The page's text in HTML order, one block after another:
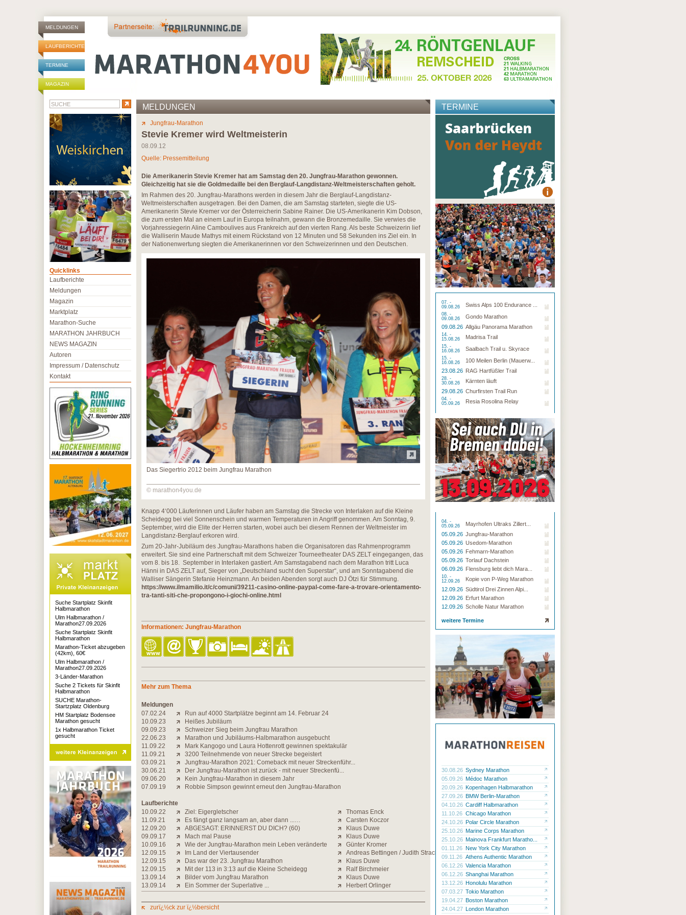
MELDUNGEN
LAUFBERICHTE
TERMINE
MAGAZIN
MELDUNGEN
Jungfrau-Marathon
Stevie Kremer wird Weltmeisterin
08.09.12
Quelle: Pressemitteilung
Die Amerikanerin Stevie Kremer hat am Samstag den 20. Jungfrau-Marathon gewonnen.
Gleichzeitig hat sie die Goldmedaille bei den Berglauf-Langdistanz-Weltmeisterschaften geholt.
Im Rahmen des 20. Jungfrau-Marathons werden in diesem Jahr die Berglauf-Langdistanz-
Weltmeisterschaften ausgetragen. Bei den Damen, die am Samstag starteten, siegte die US-
Amerikanerin Stevie Kremer vor der Österreicherin Sabine Rainer. Die US-Amerikanerin Kim Dobson,
die zum ersten Mal an einem Lauf in Europa teilnahm, gewann die Bronzemedaille. Sie verwies die
Vorjahressiegerin Aline Camboulives aus Frankreich auf den vierten Rang. Als beste Schweizerin lief
die Walliserin Maude Mathys mit einem Rückstand von 12 Minuten und 58 Sekunden ins Ziel ein. In
der Nationenwertung siegten die Amerikanerinnen vor den Schweizerinnen und den Deutschen.
Das Siegertrio 2012 beim Jungfrau Marathon
© marathon4you.de
Knapp 4‘000 Läuferinnen und Läufer haben am Samstag die Strecke von Interlaken auf die Kleine
Scheidegg bei viel Sonnenschein und warmen Temperaturen in Angriff genommen. Am Sonntag, 9.
September, wird die Elite der Herren starten, wobei auch bei diesem Rennen der Weltmeister im
Langdistanz-Berglauf erkoren wird.
Zum 20-Jahr-Jubiläum des Jungfrau-Marathons haben die Organisatoren das Rahmenprogramm
erweitert. Sie sind eine Partnerschaft mit dem Schweizer Tourneetheater DAS ZELT eingegangen, das
vom 8. bis 18. September in Interlaken gastiert. Am Samstagabend nach dem Marathon tritt Luca
Hänni in DAS ZELT auf, Sieger von „Deutschland sucht den Superstar“, und am Sonntagabend die
Walliser Sängerin Stefanie Heinzmann. An beiden Abenden sorgt auch DJ Ötzi für Stimmung.
https://www.ilmamilio.it/c/comuni/39211-casino-online-paypal-come-fare-a-trovare-orientamento-
tra-tanti-siti-che-propongono-i-giochi-online.html
Informationen: Jungfrau-Marathon
Mehr zum Thema
Meldungen
07.02.24
Run auf 4000 Startplätze beginnt am 14. Februar 24
10.09.23
Heißes Jubiläum
09.09.23
Schweizer Sieg beim Jungfrau Marathon
22.06.23
Marathon und Jubiläums-Halbmarathon ausgebucht
11.09.22
Mark Kangogo und Laura Hottenrott gewinnen spektakulär
11.09.21
3200 Teilnehmende von neuer Strecke begeistert
03.09.21
Jungfrau-Marathon 2021: Comeback mit neuer Streckenführ...
30.06.21
Der Jungfrau-Marathon ist zurück - mit neuer Streckenfü...
09.06.20
Kein Jungfrau-Marathon in diesem Jahr
07.09.19
Robbie Simpson gewinnt erneut den Jungfrau-Marathon
Laufberichte
10.09.22
Ziel: Eigergletscher
Thomas Enck
11.09.21
Es fängt ganz langsam an, aber dann ...…
Carsten Koczor
12.09.20
ABGESAGT: ERINNERST DU DICH? (60)
Klaus Duwe
09.09.17
Mach mal Pause
Klaus Duwe
10.09.16
Wie der Jungfrau-Marathon mein Leben veränderte
Günter Kromer
12.09.15
Im Land der Viertausender
Andreas Bettingen / Judith Strack
12.09.15
Das war der 23. Jungfrau Marathon
Klaus Duwe
12.09.15
Mit der 113 in 3:13 auf die Kleine Scheidegg
Ralf Birchmeier
13.09.14
Bilder vom Jungfrau Marathon
Klaus Duwe
13.09.14
Ein Sommer der Superlative ... Herbert Orlinger
zurï¿½ck zur ï¿½bersicht
TERMINE
07. -
09.08.26
Swiss Alps 100 Endurance ...
08. -
09.08.26
Gondo Marathon
09.08.26 Allgäu Panorama Marathon
14. -
15.08.26
Madrisa Trail
15. -
16.08.26
Saalbach Trail u. Skyrace
15. -
16.08.26
100 Meilen Berlin (Mauerw...
23.08.26 RAG Hartfüßler Trail
28. -
30.08.26
Kärnten läuft
29.08.26 Churfirsten Trail Run
04. -
05.09.26
Resia Rosolina Relay
04. -
05.09.26
Mayrhofen Ultraks Zillert...
05.09.26 Jungfrau-Marathon
05.09.26 Usedom-Marathon
05.09.26 Fehmarn-Marathon
05.09.26 Torlauf Dachstein
06.09.26 Flensburg liebt dich Mara...
10. -
12.09.26
Kopie von P-Weg Marathon
12.09.26 Südtirol Drei Zinnen Alpi...
12.09.26 Erfurt Marathon
12.09.26 Scholle Natur Marathon
weitere Termine
30.08.26 Sydney Marathon
05.09.26 Médoc Marathon
20.09.26 Kopenhagen Halbmarathon
27.09.26 BMW Berlin-Marathon
04.10.26 Cardiff Halbmarathon
11.10.26 Chicago Marathon
24.10.26 Polar Circle Marathon
25.10.26 Marine Corps Marathon
25.10.26 Mainova Frankfurt Maratho...
01.11.26 New York City Marathon
09.11.26 Athens Authentic Marathon
06.12.26 Valencia Marathon
06.12.26 Shanghai Marathon
13.12.26 Honolulu Marathon
07.03.27 Tokio Marathon
19.04.27 Boston Marathon
24.04.27 London Marathon
Quicklinks
Laufberichte
Meldungen
Magazin
Marktplatz
Marathon-Suche
MARATHON JAHRBUCH
NEWS MAGAZIN
Autoren
Impressum / Datenschutz
Kontakt
Suche Startplatz Skinfit
Halbmarathon
Ulm Halbmarathon /
Marathon27.09.2026
Suche Startplatz Skinfit
Halbmarathon
Marathon-Ticket abzugeben
(42km), 60€
Ulm Halbmarathon /
Marathon27.09.2026
3-Länder-Marathon
Suche 2 Tickets für Skinfit
Halbmarathon
SUCHE Marathon-
Startzplatz Oldenburg
HM Startplatz Bodensee
Marathon gesucht
1x Halbmarathon Ticket
gesucht